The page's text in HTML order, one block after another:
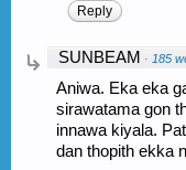
Reply
SUNBEAM · 185
Aniwa. Eka eka
sirawatama gon
innawa kiyala.
dan thopith ekka